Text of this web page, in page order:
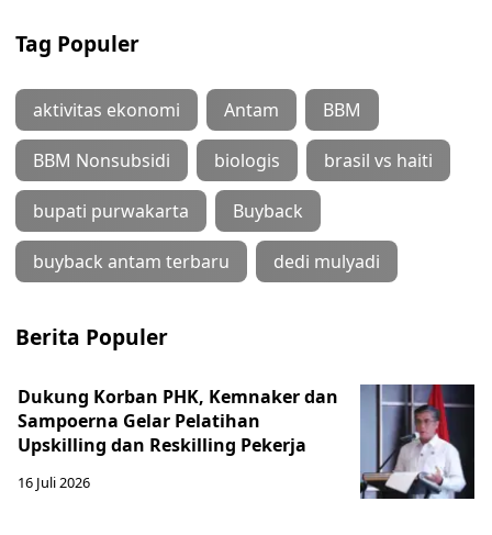
Tag Populer
aktivitas ekonomi Antam BBM
BBM Nonsubsidi biologis brasil vs haiti
bupati purwakarta Buyback
buyback antam terbaru dedi mulyadi
Berita Populer
Dukung Korban PHK, Kemnaker dan
Sampoerna Gelar Pelatihan
Upskilling dan Reskilling Pekerja
16 Juli 2026